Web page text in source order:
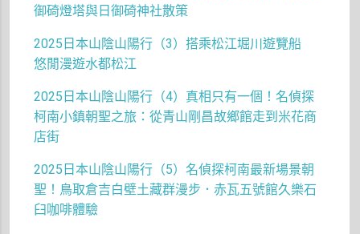
御碕燈塔與日御碕神社散策
2025日本山陰山陽行（3）搭乘松江堀川遊覽船
悠閒漫遊水都松江
2025日本山陰山陽行（4）真相只有一個！名偵探
柯南小鎮朝聖之旅：從青山剛昌故鄉館走到米花商
店街
2025日本山陰山陽行（5）名偵探柯南最新場景朝
聖！鳥取倉吉白壁土藏群漫步．赤瓦五號館久樂石
臼咖啡體驗